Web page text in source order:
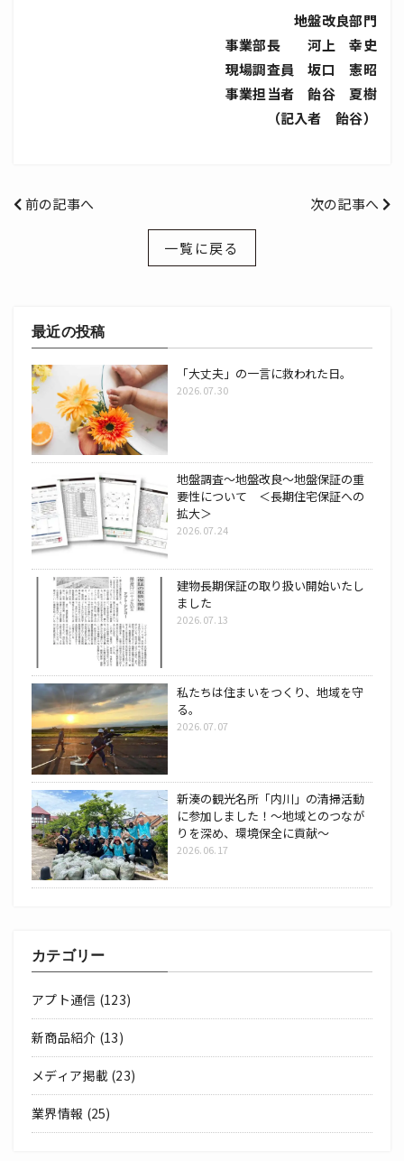
地盤改良部門
事業部長 河上 幸史
現場調査員 坂口 憲昭
事業担当者 飴谷 夏樹
（記入者 飴谷）
前の記事へ 次の記事へ
一覧に戻る
最近の投稿
「大丈夫」の一言に救われた日。
2026.07.30
地盤調査～地盤改良～地盤保証の重
要性について ＜長期住宅保証への
拡大＞
2026.07.24
建物長期保証の取り扱い開始いたし
ました
2026.07.13
私たちは住まいをつくり、地域を守
る。
2026.07.07
新湊の観光名所「内川」の清掃活動
に参加しました！～地域とのつなが
りを深め、環境保全に貢献～
2026.06.17
カテゴリー
アプト通信 (123)
新商品紹介 (13)
メディア掲載 (23)
業界情報 (25)